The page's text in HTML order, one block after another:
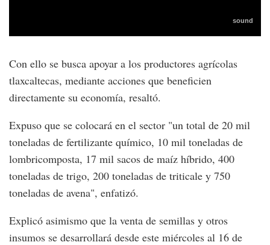
Con ello se busca apoyar a los productores agrícolas
tlaxcaltecas, mediante acciones que beneficien
directamente su economía, resaltó.
Expuso que se colocará en el sector "un total de 20 mil
toneladas de fertilizante químico, 10 mil toneladas de
lombricomposta, 17 mil sacos de maíz híbrido, 400
toneladas de trigo, 200 toneladas de triticale y 750
toneladas de avena", enfatizó.
Explicó asimismo que la venta de semillas y otros
insumos se desarrollará desde este miércoles al 16 de